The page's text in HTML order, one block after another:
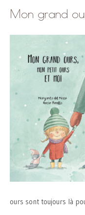
Mon grand
ours sont toujours là